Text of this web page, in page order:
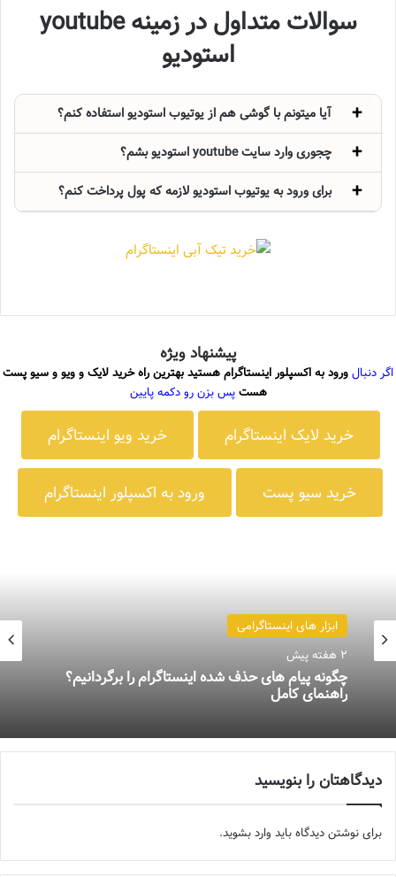
سوالات متداول در زمینه youtube
استودیو
آیا میتونم با گوشی هم از یوتیوب استودیو استفاده کنم؟
چجوری وارد سایت youtube استودیو بشم؟
برای ورود به یوتیوب استودیو لازمه که پول پرداخت کنم؟
پیشنهاد ویژه
اگر دنبالورود به اکسپلور اینستاگرام هستید بهترین راه خرید لایک و ویو و سیو پست
هستپس بزن رو دکمه پایین
خرید لایک اینستاگرام خرید ویو اینستاگرام
خرید سیو پست ورود به اکسپلور اینستاگرام
ابزار های اینستاگرامی
2 هفته پیش
چگونه پیام‌ های حذف‌ شده اینستاگرام را برگردانیم؟
راهنمای کامل
دیدگاهتان را بنویسید
برای نوشتن دیدگاه باید وارد بشوید.